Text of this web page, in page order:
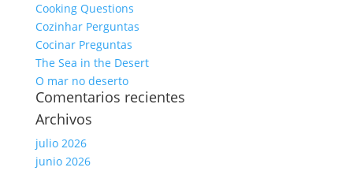
Cooking Questions
Cozinhar Perguntas
Cocinar Preguntas
The Sea in the Desert
O mar no deserto
Comentarios recientes
Archivos
julio 2026
junio 2026